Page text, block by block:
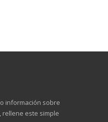
información sobre
este simple